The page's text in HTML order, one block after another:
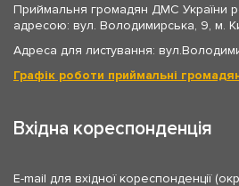
Приймальня громадян ДМС України
адресою: вул. Володимирська, 9, м.
Адреса для листування:
Графік роботи приймальні
Вхідна кореспонденція
E-mail для вхідної кореспонденції